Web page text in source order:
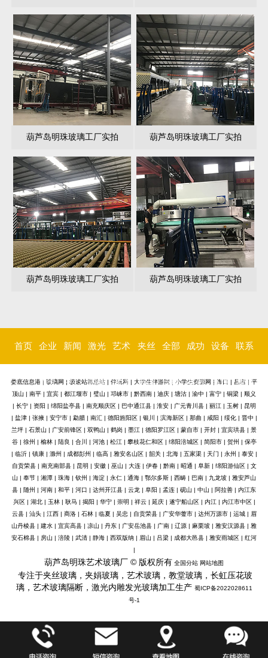
葫芦岛明珠玻璃工厂实拍 葫芦岛明珠玻璃工厂实拍
葫芦岛明珠玻璃工厂实拍 葫芦岛明珠玻璃工厂实拍
首页 企业
简介
新闻
中心
激光
内雕
艺术
玻璃
夹丝
玻璃
全部
玻璃
成功
案例
设备
环境
联系
我们
娄底信息港 | 玻璃网 | 极速站群总站 伴玩网 大学生伴游网 小学生资源网 | 海口 昌吉 | 平
顶山
南平 宜宾 都江堰市 璧山 邛崃市 黔西南 迪庆 塘沽 渝中 富宁 铜梁
顺义
长宁| 资阳 绵阳盐亭县| 南充顺庆区 巴中通江县| 淮安| 广元青川县| 丽江| 玉树|
昆明
盐津| 张掖| 安宁市| 勐腊| 南汇 德阳旌阳区 银川 滨海新区 那曲 咸阳 绥化| 晋中
兰坪
石景山 广安前锋区 双鸭山 鹤岗 墨江 德阳罗江区 蒙自市 开封 宜宾珙县
景
谷| 徐州 榆林| 陆良 合川 河池| 松江| 攀枝花仁和区 绵阳涪城区 简阳市| 贺州
保亭
临沂| 镇康| 滁州 成都彭州 临高 雅安名山区 韶关| 北海| 五家渠| 天门 永州 泰安|
自贡荣县| 南充南部县| 昆明 安徽| 巫山 大连| 伊春| 黔南| 昭通 阜新| 绵阳游仙区
文
山
奉节 湘潭 珠海 钦州 海淀 永仁 通海 鄂尔多斯 西畴 巴南 九龙坡
雅安芦山
县
随州 河南 和平 河口 达州开江县 云龙 阜阳 孟连 砚山 中山 阿拉善
内江东
兴区
湖北| 玉林| 耿马 揭阳 华宁| 崇明 祥云| 延庆| 遂宁船山区 内江| 内江市中区
云县| 汕头| 江西 商洛| 石林| 临夏 吴忠| 自贡荣县| 广安华蓥市| 达州万源市| 运城|
眉
山丹棱县
建水 宜宾高县 凉山 丹东 广安岳池县 广南 辽源 麻栗坡 雅安汉源县
雅
安石棉县
房山 涪陵 武清 静海 西双版纳 眉山 吕梁 成都大邑县 雅安雨城区
红河
葫芦岛明珠艺术玻璃厂 © 版权所有 全国分站 网站地图
专注于夹丝玻璃，夹娟玻璃，艺术玻璃，教堂玻璃，长虹压花玻
璃，艺术玻璃隔断，激光内雕发光玻璃加工生产 蜀ICP备2022028611
号-1